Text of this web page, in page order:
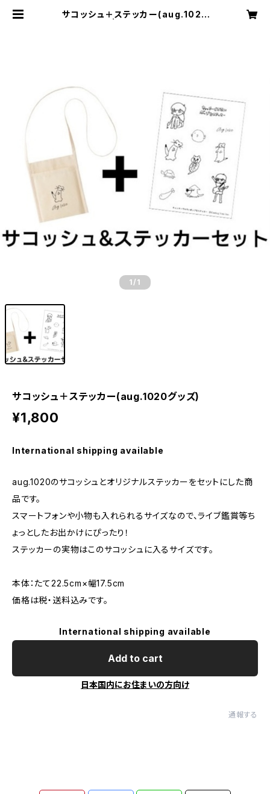
サコッシュ＋ステッカー(aug.1020
1 /1
サコッシュ＋ステッカー(aug.1020グッズ)
¥1,800
International shipping available
aug.1020のサコッシュとオリジナルステッカーをセットにした商
品です。
スマートフォンや小物も入れられるサイズなので、ライブ鑑賞等ち
ょっとしたお出かけにぴったり！
ステッカーの実物はこのサコッシュに入るサイズです。
本体：たて22.5cm×幅17.5cm
価格は税・送料込みです。
International shipping available
Add to cart
日本国内にお住まいの方向け
通報する